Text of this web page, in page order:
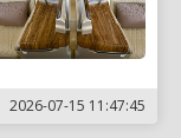
2026-07-15 11:47:45